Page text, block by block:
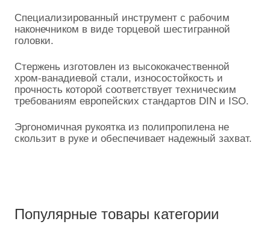
Специализированный инструмент с рабочим
наконечником в виде торцевой шестигранной
головки.
Стержень изготовлен из высококачественной
хром-ванадиевой стали, износостойкость и
прочность которой соответствует техническим
требованиям европейских стандартов DIN и ISO.
Эргономичная рукоятка из полипропилена не
скользит в руке и обеспечивает надежный захват.
Популярные товары категории